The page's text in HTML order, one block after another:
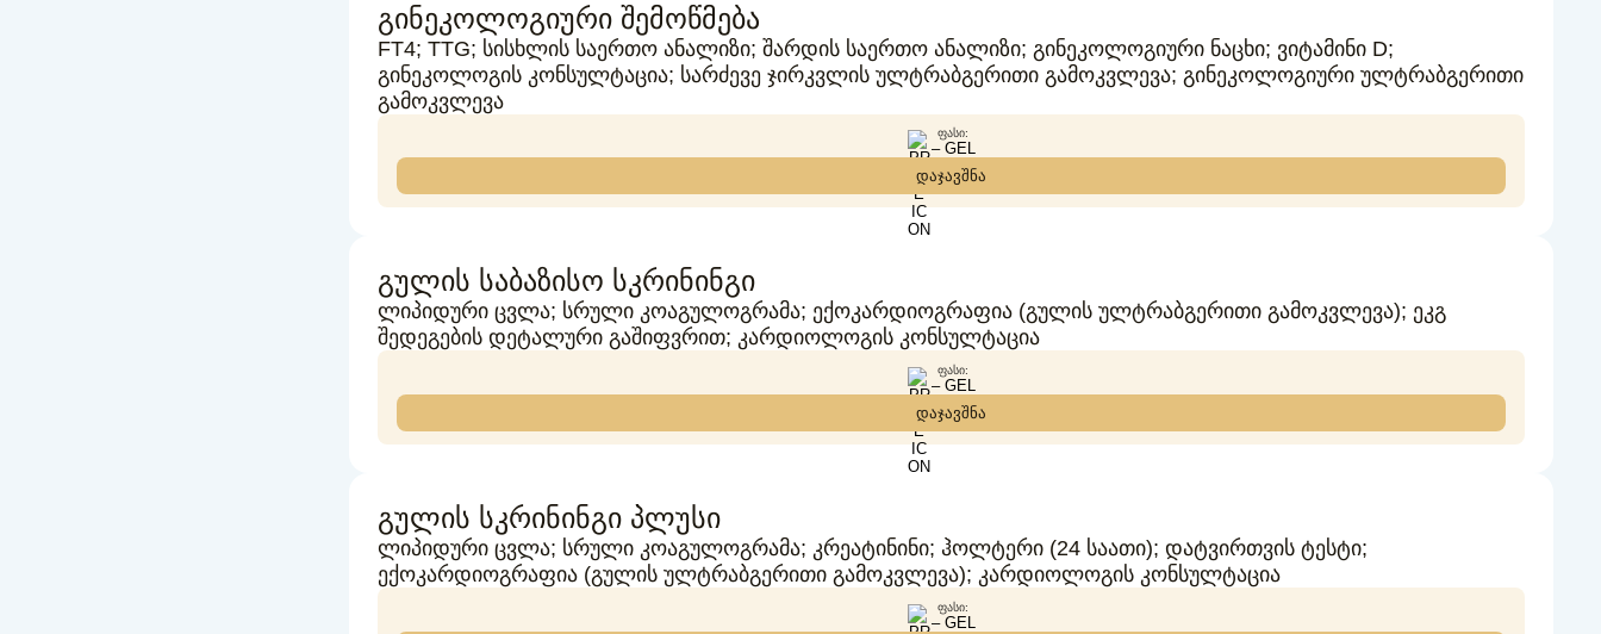
გინეკოლოგიური შემოწმება
FT4; TTG; სისხლის საერთო ანალიზი; შარდის საერთო ანალიზი; გინეკოლოგიური ნაცხი; ვიტამინი D;
გინეკოლოგის კონსულტაცია; სარძევე ჯირკვლის ულტრაბგერითი გამოკვლევა; გინეკოლოგიური ულტრაბგერითი
გამოკვლევა
ᲤᲐᲡᲘ:
– GEL
დაჯავშნა
გულის საბაზისო სკრინინგი
ლიპიდური ცვლა; სრული კოაგულოგრამა; ექოკარდიოგრაფია (გულის ულტრაბგერითი გამოკვლევა); ეკგ
შედეგების დეტალური გაშიფვრით; კარდიოლოგის კონსულტაცია
ᲤᲐᲡᲘ:
– GEL
დაჯავშნა
გულის სკრინინგი პლუსი
ლიპიდური ცვლა; სრული კოაგულოგრამა; კრეატინინი; ჰოლტერი (24 საათი); დატვირთვის ტესტი;
ექოკარდიოგრაფია (გულის ულტრაბგერითი გამოკვლევა); კარდიოლოგის კონსულტაცია
ᲤᲐᲡᲘ:
– GEL